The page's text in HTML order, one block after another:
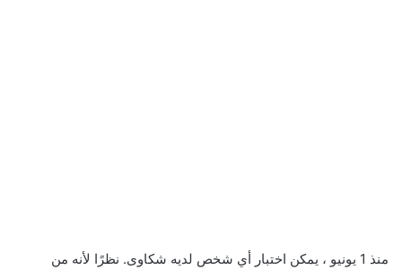
منذ 1 يونيو ، يمكن اختبار أي شخص لديه شكاوى. نظرًا لأنه من